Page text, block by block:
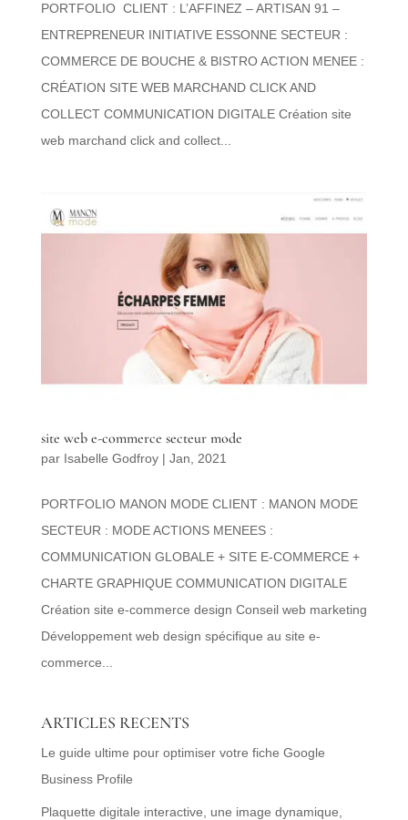
PORTFOLIO CLIENT : L’AFFINEZ – ARTISAN 91 –
ENTREPRENEUR INITIATIVE ESSONNE SECTEUR :
COMMERCE DE BOUCHE & BISTRO ACTION MENEE :
CRÉATION SITE WEB MARCHAND CLICK AND
COLLECT COMMUNICATION DIGITALE Création site
web marchand click and collect...
site web e-commerce secteur mode
par Isabelle Godfroy| Jan, 2021
PORTFOLIO MANON MODE CLIENT : MANON MODE
SECTEUR : MODE ACTIONS MENEES :
COMMUNICATION GLOBALE + SITE E-COMMERCE +
CHARTE GRAPHIQUE COMMUNICATION DIGITALE
Création site e-commerce design Conseil web marketing
Développement web design spécifique au site e-
commerce...
ARTICLES RECENTS
Le guide ultime pour optimiser votre fiche Google
Business Profile
Plaquette digitale interactive, une image dynamique,